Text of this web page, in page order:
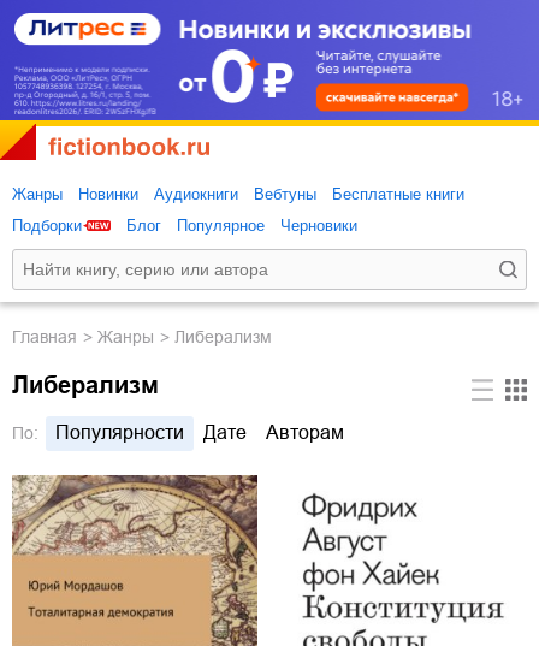
Жанры Новинки Аудиокниги Вебтуны
Бесплатные книги
Подборки
Блог Популярное Черновики
Главная Жанры Либерализм
Либерализм
По: Популярности Дате Авторам